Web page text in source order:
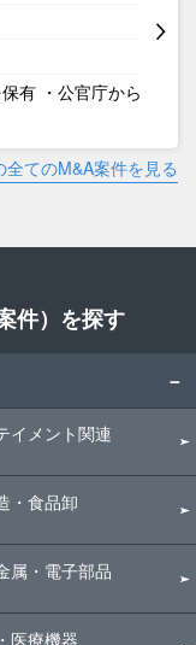
有 ・公官庁から
全てのM&A案件を見る
件）を探す
イメント関連
・食品卸
属・電子部品
医療機器